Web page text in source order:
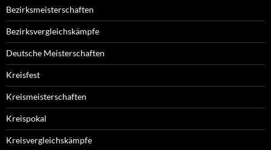
Bezirksmeisterschaften
Bezirksvergleichskämpfe
Deutsche Meisterschaften
Kreisfest
Kreismeisterschaften
Kreispokal
Kreisvergleichskämpfe